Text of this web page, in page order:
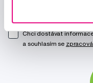
Chci dostávat
a souhlasím se